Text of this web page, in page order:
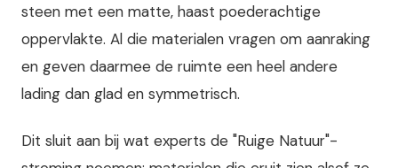
steen met een matte, haast poederachtige
oppervlakte. Al die materialen vragen om aanraking
en geven daarmee de ruimte een heel andere
lading dan glad en symmetrisch.
Dit sluit aan bij wat experts de "Ruige Natuur"-